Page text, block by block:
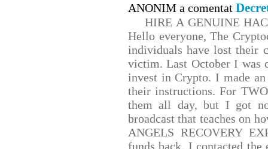
ANONIM a comentat
HIRE A GENUINE
Hello everyone, The
individuals have lost their
victim. Last October I was
invest in Crypto. I made
their instructions. For
them all day, but I got
broadcast that teaches on
ANGELS RECOVERY
funds back. I contacted